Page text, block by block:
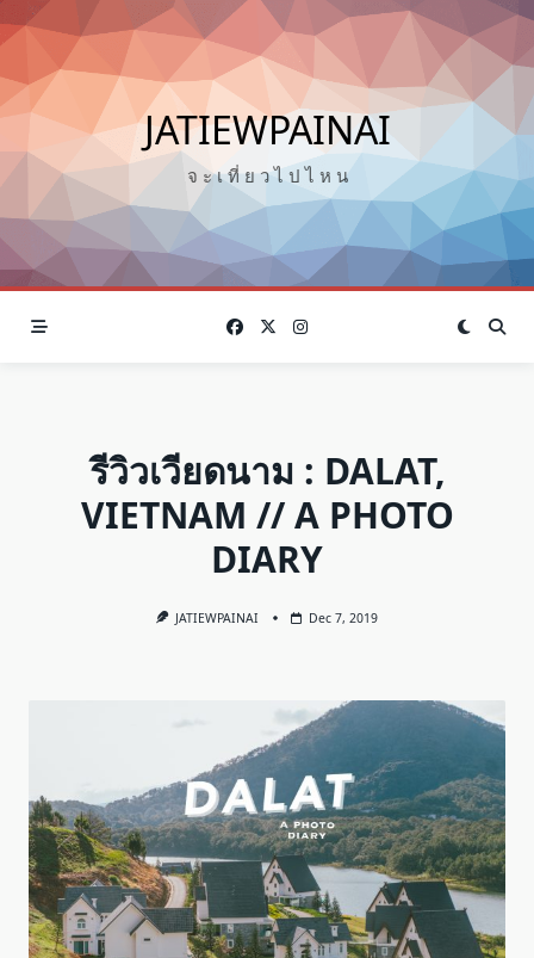
Skip
to
content
JATIEWPAINAI
จ ะ เ ที่ ย ว ไ ป ไ ห น
รีวิวเวียดนาม : DALAT,
VIETNAM // A PHOTO
DIARY
JATIEWPAINAI Dec 7, 2019